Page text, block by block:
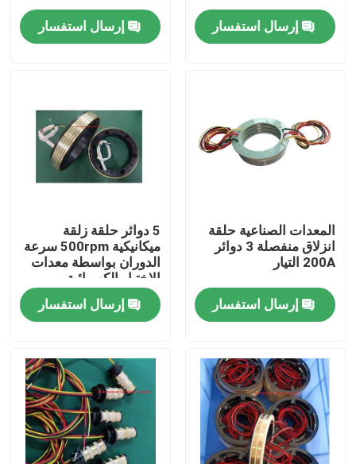
المنتجات
حلقة زلة موصلة
حلقة الانزلاق عالية السرعة
حلقة زلقة مضادة للماء
حلقات زلة الإشارة
من خلال حلقة الانزلاق ثقب
المنزلقة
إرسال استفسار إرسال استفسار
المعدات الصناعية حلقة
انزلاق منفصلة 3 دوائر
200A التيار
إرسال استفسار
5 دوائر حلقة زلقة
ميكانيكية 500rpm سرعة
الدوران بواسطة معدات
الاختبار الكهربائية
إرسال استفسار